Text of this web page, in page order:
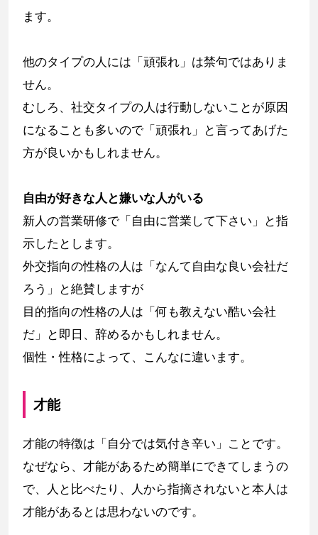
ます。
他のタイプの人には「頑張れ」は禁句ではありま
せん。
むしろ、社交タイプの人は行動しないことが原因
になることも多いので「頑張れ」と言ってあげた
方が良いかもしれません。
自由が好きな人と嫌いな人がいる
新人の営業研修で「自由に営業して下さい」と指
示したとします。
外交指向の性格の人は「なんて自由な良い会社だ
ろう」と絶賛しますが
目的指向の性格の人は「何も教えない酷い会社
だ」と即日、辞めるかもしれません。
個性・性格によって、こんなに違います。
才能
才能の特徴は「自分では気付き辛い」ことです。
なぜなら、才能があるため簡単にできてしまうの
で、人と比べたり、人から指摘されないと本人は
才能があるとは思わないのです。